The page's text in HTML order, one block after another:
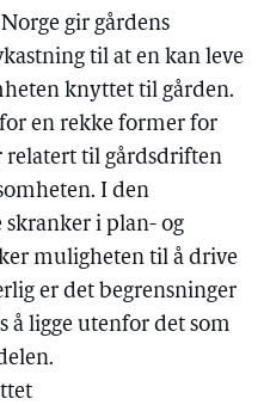
gir gårdens
til at en kan leve
knyttet til gården.
en rekke former for
relatert til gårdsdriften
I den
i plan- og
muligheten til å drive
er det begrensninger
å ligge utenfor det som